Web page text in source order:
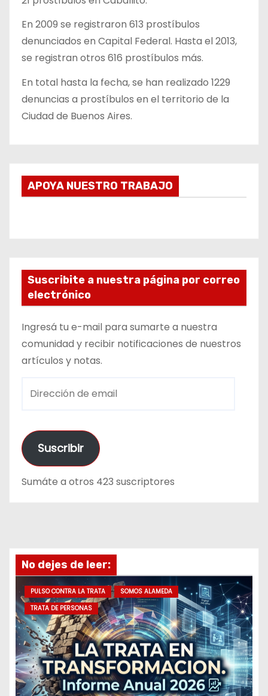
En 2009 se registraron 613 prostíbulos
denunciados en Capital Federal. Hasta el 2013,
se registran otros 616 prostíbulos más.
En total hasta la fecha, se han realizado 1229
denuncias a prostíbulos en el territorio de la
Ciudad de Buenos Aires.
APOYA NUESTRO TRABAJO
Suscribite a nuestra página por correo
electrónico
Ingresá tu e-mail para sumarte a nuestra
comunidad y recibir notificaciones de nuestros
artículos y notas.
e
c
i
e
e
m
a
i
Suscribir
Sumáte a otros 423 suscriptores
No dejes de leer:
PULSO CONTRA LA TRATA
SOMOS ALAMEDA
TRATA DE PERSONAS